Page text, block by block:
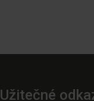
Užitečné